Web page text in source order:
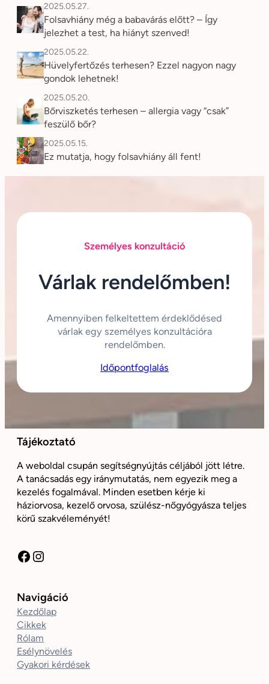
2025.05.27.
Folsavhiány még a babavárás előtt? – Így
jelezhet a test, ha hiányt szenved!
2025.05.22.
Hüvelyfertőzés terhesen? Ezzel nagyon nagy
gondok lehetnek!
2025.05.20.
Bőrviszketés terhesen – allergia vagy “csak”
feszülő bőr?
2025.05.15.
Ez mutatja, hogy folsavhiány áll fent!
Személyes konzultáció
Várlak rendelőmben!
Amennyiben felkeltettem érdeklődésed
várlak egy személyes konzultációra
rendelőmben.
Időpontfoglalás
Tájékoztató
A weboldal csupán segítségnyújtás céljából jött létre.
A tanácsadás egy iránymutatás, nem egyezik meg a
kezelés fogalmával. Minden esetben kérje ki
háziorvosa, kezelő orvosa, szülész-nőgyógyásza teljes
körű szakvéleményét!
Facebook Instagram
Navigáció
Kezdőlap
Cikkek
Rólam
Esélynövelés
Gyakori kérdések